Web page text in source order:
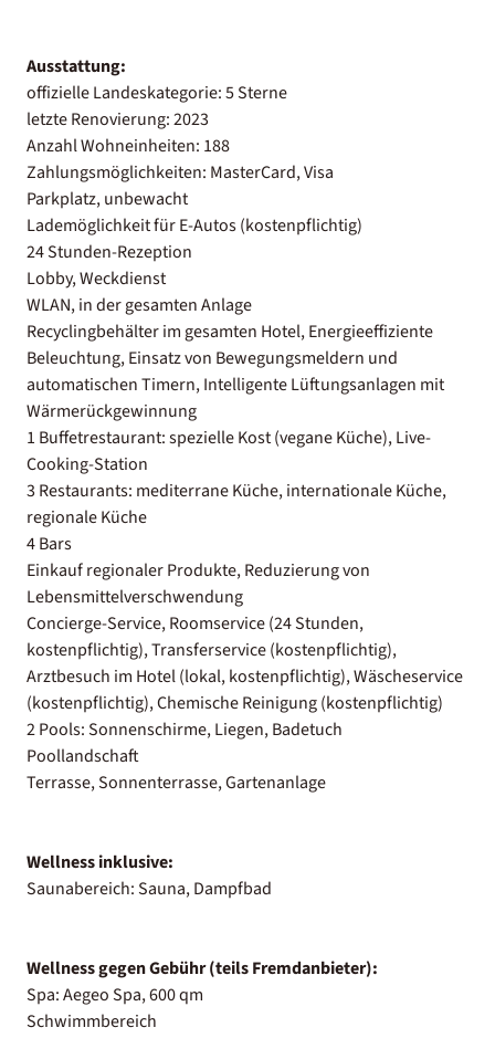
Ausstattung:
offizielle Landeskategorie: 5 Sterne
letzte Renovierung: 2023
Anzahl Wohneinheiten: 188
Zahlungsmöglichkeiten: MasterCard, Visa
Parkplatz, unbewacht
Lademöglichkeit für E-Autos (kostenpflichtig)
24 Stunden-Rezeption
Lobby, Weckdienst
WLAN, in der gesamten Anlage
Recyclingbehälter im gesamten Hotel, Energieeffiziente
Beleuchtung, Einsatz von Bewegungsmeldern und
automatischen Timern, Intelligente Lüftungsanlagen mit
Wärmerückgewinnung
1 Buffetrestaurant: spezielle Kost (vegane Küche), Live-
Cooking-Station
3 Restaurants: mediterrane Küche, internationale Küche,
regionale Küche
4 Bars
Einkauf regionaler Produkte, Reduzierung von
Lebensmittelverschwendung
Concierge-Service, Roomservice (24 Stunden,
kostenpflichtig), Transferservice (kostenpflichtig),
Arztbesuch im Hotel (lokal, kostenpflichtig), Wäscheservice
(kostenpflichtig), Chemische Reinigung (kostenpflichtig)
2 Pools: Sonnenschirme, Liegen, Badetuch
Poollandschaft
Terrasse, Sonnenterrasse, Gartenanlage
Wellness inklusive:
Saunabereich: Sauna, Dampfbad
Wellness gegen Gebühr (teils Fremdanbieter):
Spa: Aegeo Spa, 600 qm
Schwimmbereich